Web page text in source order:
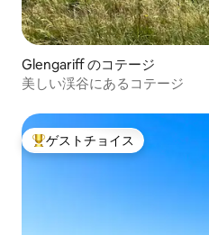
Glengariff のコテージ
美しい渓谷にあるコテージ
大好評のゲストチョイスです。
ゲストチョイス